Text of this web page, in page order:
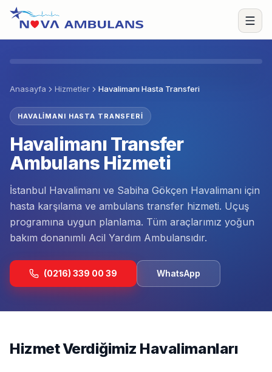
İçeriğe geç
Anasayfa Hizmetler Havalimanı Hasta Transferi
HAVALIMANI HASTA TRANSFERI
Havalimanı Transfer
Ambulans Hizmeti
İstanbul Havalimanı ve Sabiha Gökçen Havalimanı için
hasta karşılama ve ambulans transfer hizmeti. Uçuş
programına uygun planlama. Tüm araçlarımız yoğun
bakım donanımlı Acil Yardım Ambulansıdır.
(0216) 339 00 39 WhatsApp
Hizmet Verdiğimiz Havalimanları